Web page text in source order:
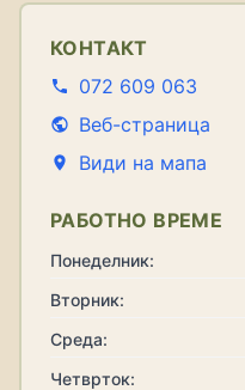
КОНТАКТ
072 609 063
Веб-страница
Види на мапа
РАБОТНО ВРЕМЕ
Понеделник:
Вторник:
Среда:
Четврток: